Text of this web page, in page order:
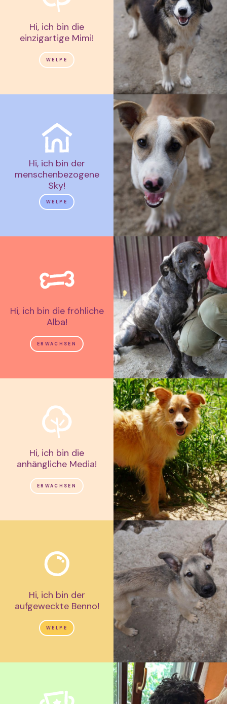
Hi, ich bin die
einzigartige Mimi!
WELPE
Hi, ich bin der
menschenbezogene
Sky!
WELPE
Hi, ich bin die fröhliche
Alba!
ERWACHSEN
Hi, ich bin die
anhängliche Media!
ERWACHSEN
Hi, ich bin der
aufgeweckte Benno!
WELPE